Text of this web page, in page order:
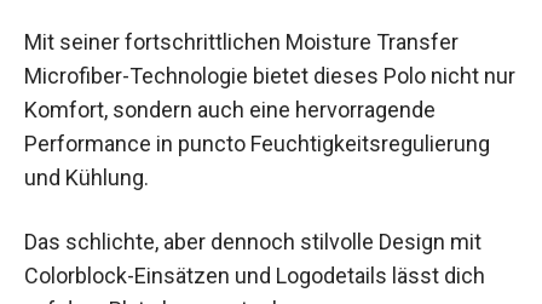
Mit seiner fortschrittlichen Moisture Transfer
Microfiber-Technologie bietet dieses Polo nicht
nur Komfort, sondern auch eine hervorragende
Performance in puncto Feuchtigkeitsregulierung
und Kühlung.
Das schlichte, aber dennoch stilvolle Design mit
Colorblock-Einsätzen und Logodetails lässt dich